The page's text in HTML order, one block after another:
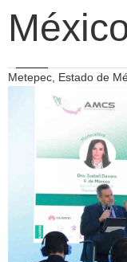
Metepec, Estado de